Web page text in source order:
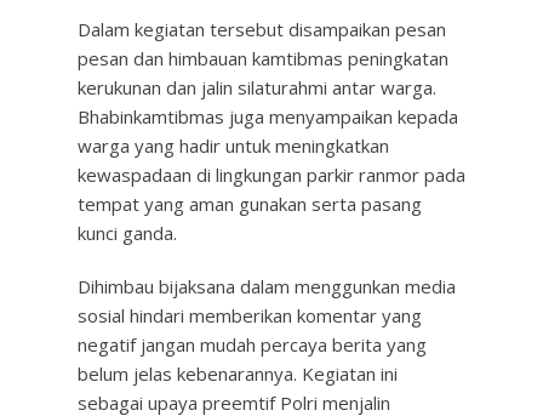
Dalam kegiatan tersebut disampaikan pesan
pesan dan himbauan kamtibmas peningkatan
kerukunan dan jalin silaturahmi antar warga.
Bhabinkamtibmas juga menyampaikan kepada
warga yang hadir untuk meningkatkan
kewaspadaan di lingkungan parkir ranmor pada
tempat yang aman gunakan serta pasang
kunci ganda.
Dihimbau bijaksana dalam menggunkan media
sosial hindari memberikan komentar yang
negatif jangan mudah percaya berita yang
belum jelas kebenarannya. Kegiatan ini
sebagai upaya preemtif Polri menjalin